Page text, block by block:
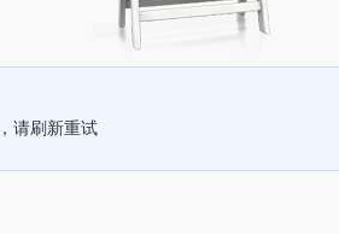
请刷新重试